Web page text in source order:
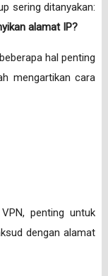
sering ditanyakan:
alamat IP?
hal penting
mengartikan cara
penting untuk
dengan alamat